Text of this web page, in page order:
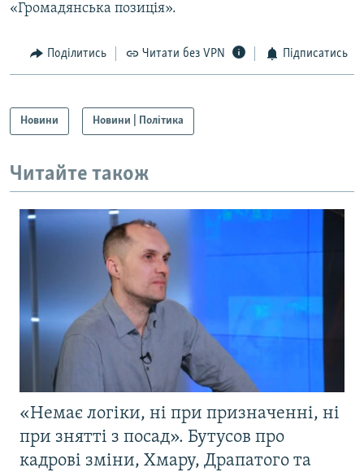
«Громадянська позиція».
Поділитись Читати без VPN Підписатись
Новини Новини | Політика
Читайте також
«Немає логіки, ні при призначенні, ні
при знятті з посад». Бутусов про
кадрові зміни, Хмару, Драпатого та